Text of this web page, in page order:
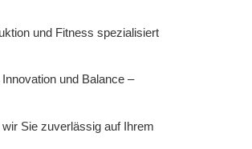
und Fitness spezialisiert
und Balance –
Sie zuverlässig auf Ihrem